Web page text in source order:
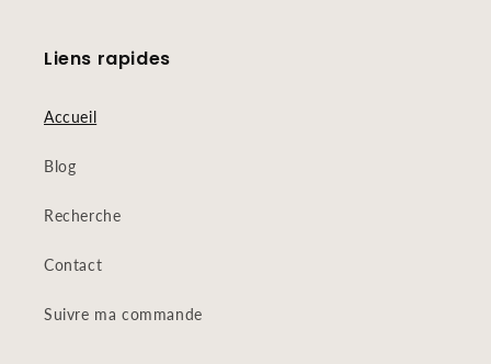
Liens rapides
Accueil
Blog
Recherche
Contact
Suivre ma commande